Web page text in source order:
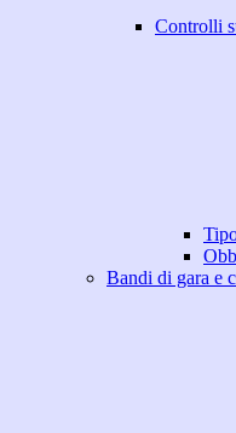
Controlli
Bandi di gara e